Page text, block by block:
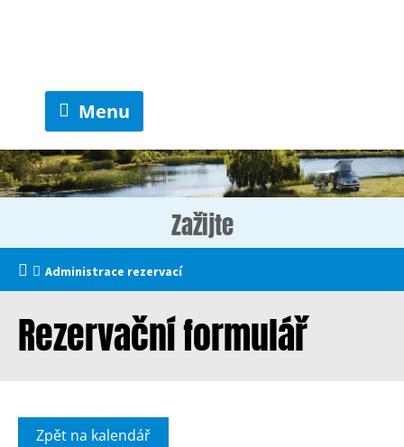
Menu
Zažijte
Administrace rezervací
Rezervační formulář
Zpět na kalendář